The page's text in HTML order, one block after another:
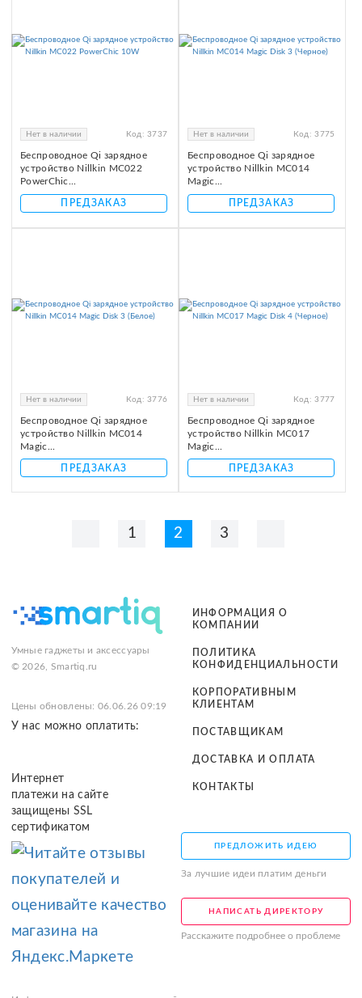
Нет в наличии Код: 3737
Беспроводное Qi зарядное
устройство Nillkin MC022
PowerChic...
ПРЕДЗАКАЗ
Нет в наличии Код: 3775
Беспроводное Qi зарядное
устройство Nillkin MC014
Magic...
ПРЕДЗАКАЗ
Нет в наличии Код: 3776
Беспроводное Qi зарядное
устройство Nillkin MC014
Magic...
ПРЕДЗАКАЗ
Нет в наличии Код: 3777
Беспроводное Qi зарядное
устройство Nillkin MC017
Magic...
ПРЕДЗАКАЗ
1 2 3
Умные гаджеты и аксессуары
© 2026, Smartiq.ru
Цены обновлены: 06.06.26 09:19
У нас можно оплатить:
Интернет
платежи на сайте
защищены SSL
сертификатом
ИНФОРМАЦИЯ О
КОМПАНИИ
ПОЛИТИКА
КОНФИДЕНЦИАЛЬНОСТИ
КОРПОРАТИВНЫМ
КЛИЕНТАМ
ПОСТАВЩИКАМ
ДОСТАВКА И ОПЛАТА
КОНТАКТЫ
ПРЕДЛОЖИТЬ ИДЕЮ
За лучшие идеи платим деньги
НАПИСАТЬ ДИРЕКТОРУ
Расскажите подробнее о проблеме